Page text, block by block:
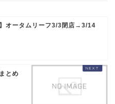
】オータムリーフ3/3閉店→3/14
とめ